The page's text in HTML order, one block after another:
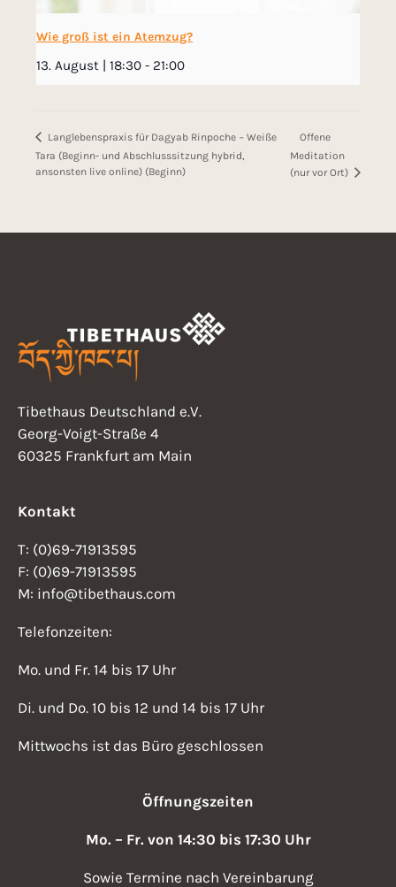
Wie groß ist ein Atemzug?
13. August | 18:30 - 21:00
Langlebenspraxis für Dagyab Rinpoche − Weiße
Tara (Beginn- und Abschlusssitzung hybrid,
ansonsten live online) (Beginn)
Offene
Meditation
(nur vor Ort)
Tibethaus Deutschland e.V.
Georg-Voigt-Straße 4
60325 Frankfurt am Main
Kontakt
T: (0)69-71913595
F: (0)69-71913595
M: info@tibethaus.com
Telefonzeiten:
Mo. und Fr. 14 bis 17 Uhr
Di. und Do. 10 bis 12 und 14 bis 17 Uhr
Mittwochs ist das Büro geschlossen
Öffnungszeiten
Mo. – Fr. von 14:30 bis 17:30 Uhr
Sowie Termine nach Vereinbarung